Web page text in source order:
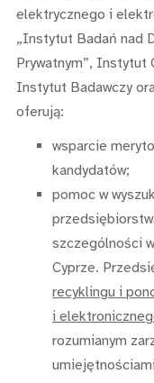
elektrycznego i
„Instytut Badań nad
Prywatnym”, Instytut
Instytut Badawczy
oferują:
wsparcie
kandydatów;
pomoc w
szczególności
Cyprze.
recyklingu i
i
rozumianym